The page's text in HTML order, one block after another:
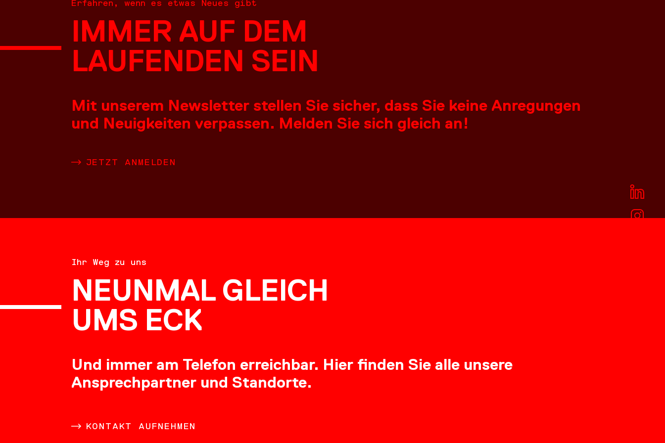
NEUES
LEISTUNGEN
BERATUNG
KARRIERE
DOWNLOADS
Erfahren, wenn es etwas Neues gibt
IMMER AUF DEM
LAUFENDEN SEIN
Mit unserem Newsletter stellen Sie sicher, dass Sie keine Anregungen
und Neuigkeiten verpassen. Melden Sie sich gleich an!
JETZT ANMELDEN
Ihr Weg zu uns
NEUNMAL GLEICH
UMS ECK
Und immer am Telefon erreichbar. Hier finden Sie alle unsere
Ansprechpartner und Standorte.
KONTAKT AUFNEHMEN